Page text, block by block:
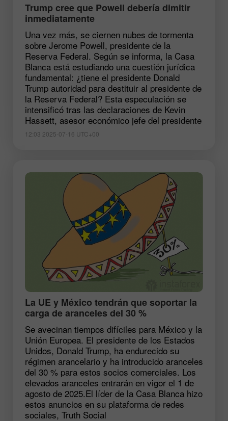
​Trump cree que Powell debería dimitir
inmediatamente
Una vez más, se ciernen nubes de tormenta
sobre Jerome Powell, presidente de la
Reserva Federal. Según se informa, la Casa
Blanca está estudiando una cuestión jurídica
fundamental: ¿tiene el presidente Donald
Trump autoridad para destituir al presidente de
la Reserva Federal? Esta especulación se
intensificó tras las declaraciones de Kevin
Hassett, asesor económico jefe del presidente
12:03 2025-07-16 UTC+00
​La UE y México tendrán que soportar la
carga de aranceles del 30 %
Se avecinan tiempos difíciles para México y la
Unión Europea. El presidente de los Estados
Unidos, Donald Trump, ha endurecido su
régimen arancelario y ha introducido aranceles
del 30 % para estos socios comerciales. Los
elevados aranceles entrarán en vigor el 1 de
agosto de 2025.El líder de la Casa Blanca hizo
estos anuncios en su plataforma de redes
sociales, Truth Social